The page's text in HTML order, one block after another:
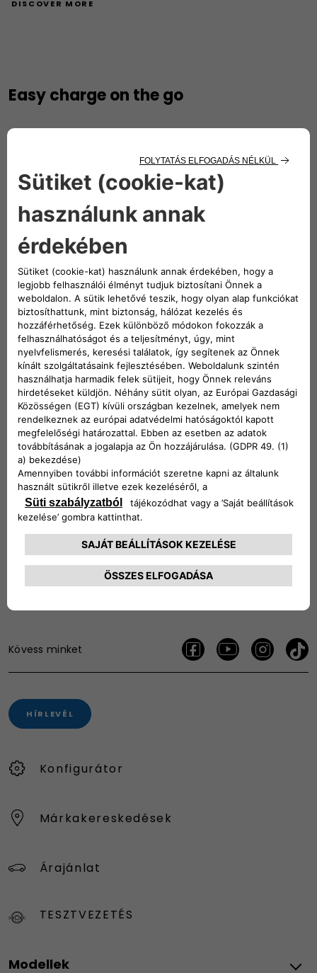
DISCOVER MORE
Easy charge on the go
Meet your on-the-go charging needs, anytime and
anywhere, ​with Free2Move charge go
Maximum coverage, thanks to a wide and constantly
expanding network, covering 29 European countries with
more than 750.000 charging points, of which more than
150.000 are Fast Chargers.​​
Charging Pass, a quick, handy tool that guarantees speed
access to charging sessions in any circumstances, even
without the use of a smartphone. ​For your maximum
convenience, we are pleased to provide you with your
own Charging Pass for free.
Free2Move Charge app, to easily search for charging
stations, find-out energy power and costs, monitor your
charging sessions and pay.​
DISCOVER MORE
Kövess minket
HÍRLEVÉL
Konfigurátor
Márkakereskedések
Árajánlat
TESZTVEZETÉS
Modellek